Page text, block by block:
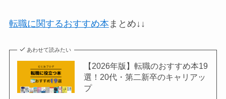
転職に関するおすすめ本 まとめ↓↓
あわせて読みたい
【2026年版】転職のおすすめ本19
選！20代・第二新卒のキャリアッ
プ